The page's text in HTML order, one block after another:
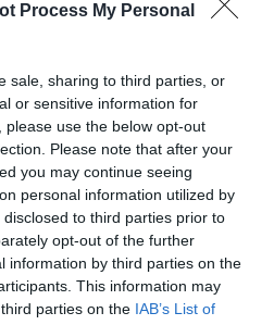
Process My Personal
sale, sharing to third parties, or
or sensitive information for
use the below opt-out
Please note that after your
you may continue seeing
personal information utilized by
to third parties prior to
opt-out of the further
information by third parties on the
This information may
parties on the IAB’s List of
och choklad.